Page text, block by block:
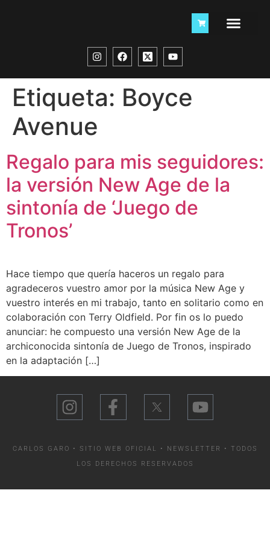
Etiqueta: Boyce
Avenue
Regalo para mis seguidores:
la versión New Age de la
sintonía de ‘Juego de
Tronos’
Hace tiempo que quería haceros un regalo para
agradeceros vuestro amor por la música New Age y
vuestro interés en mi trabajo, tanto en solitario como en
colaboración con Terry Oldfield. Por fin os lo puedo
anunciar: he compuesto una versión New Age de la
archiconocida sintonía de Juego de Tronos, inspirado
en la adaptación […]
CARLOS GARO • SITIO WEB OFICIAL • NEWSLETTER
• TODOS
LOS DERECHOS RESERVADOS